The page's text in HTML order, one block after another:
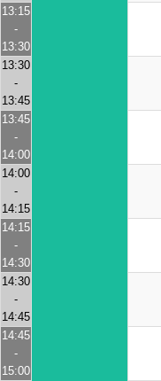
13:15
-
13:30
13:30
-
13:45
13:45
-
14:00
14:00
-
14:15
14:15
-
14:30
14:30
-
14:45
14:45
-
15:00